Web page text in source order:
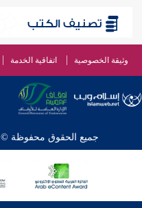
تصنيف الكتب
وثيقة الخصوصية اتفاقية الخدمة
جميع الحقوق محفوظة © 2026 - 1998 لشبكة إسلام ويب